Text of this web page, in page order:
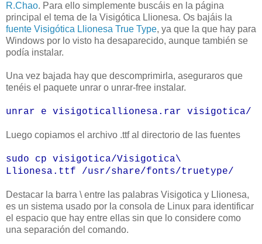
R.Chao. Para ello simplemente buscáis en la página
principal el tema de la Visigótica Llionesa. Os bajáis la
fuente Visigótica Llionesa True Type, ya que la que hay para
Windows por lo visto ha desaparecido, aunque también se
podía instalar.
Una vez bajada hay que descomprimirla, aseguraros que
tenéis el paquete unrar o unrar-free instalar.
unrar e visigoticallionesa . rar visigotica/
Luego copiamos el archivo .ttfal directorio de las fuentes
sudo cp visigotica/Visigotica\
Llionesa . ttf /usr/share/fonts/truetype/
Destacar la barra \ entre las palabras Visigotica y Llionesa,
es un sistema usado por la consola de Linux para identificar
el espacio que hay entre ellas sin que lo considere como
una separación del comando.